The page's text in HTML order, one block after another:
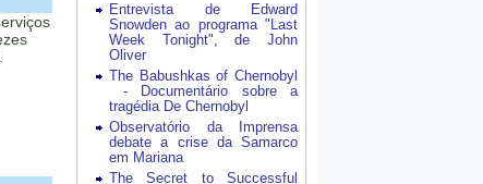
Entrevista de Edward
Snowden ao programa "Last
Week Tonight", de John
Oliver
The Babushkas of Chernobyl
- Documentário sobre a
tragédia De Chernobyl
Observatório da Imprensa
debate a crise da Samarco
em Mariana
The Secret to Successful